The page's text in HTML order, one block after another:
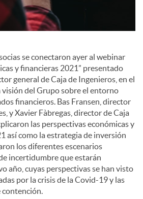
se conectaron ayer al webinar
y financieras 2021” presentado
general de Caja de Ingenieros, en el
visión del Grupo sobre el entorno
financieros. Bas Fransen, director
y Xavier Fàbregas, director de Caja
las perspectivas económicas y
así como la estrategia de inversión
los diferentes escenarios
incertidumbre que estarán
año, cuyas perspectivas se han visto
por la crisis de la Covid-19 y las
contención.